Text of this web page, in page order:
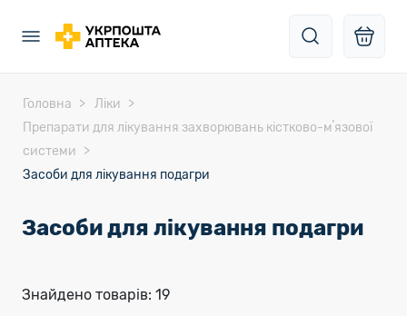
Головна
Ліки
Препарати для лікування захворювань кістково-мʼязової
системи
Засоби для лікування подагри
Засоби для лікування подагри
Знайдено товарів: 19